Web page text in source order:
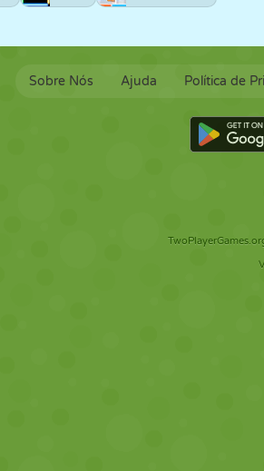
Sobre Nós Ajuda Política de